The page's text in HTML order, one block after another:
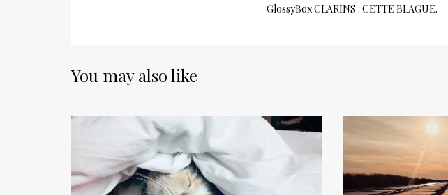
GlossyBox CLARINS : CETTE BLAGUE.
You may also like